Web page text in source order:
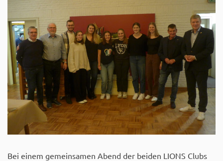
Bei einem gemeinsamen Abend der beiden LIONS Clubs